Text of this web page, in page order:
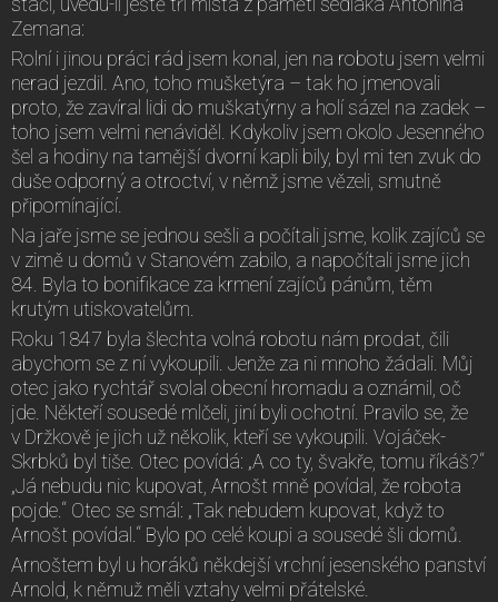
Zemana:
Rolní i jinou práci rád jsem konal, jen na robotu jsem velmi
nerad jezdil. Ano, toho mušketýra – tak ho jmenovali
proto, že zavíral lidi do muškatýrny a holí sázel na zadek –
toho jsem velmi nenáviděl. Kdykoliv jsem okolo Jesenného
šel a hodiny na tamější dvorní kapli bily, byl mi ten zvuk do
duše odporný a otroctví, v němž jsme vězeli, smutně
připomínající.
Na jaře jsme se jednou sešli a počítali jsme, kolik zajíců se
v zimě u domů v Stanovém zabilo, a napočítali jsme jich
84. Byla to bonifikace za krmení zajíců pánům, těm
krutým utiskovatelům.
Roku 1847 byla šlechta volná robotu nám prodat, čili
abychom se z ní vykoupili. Jenže za ni mnoho žádali. Můj
otec jako rychtář svolal obecní hromadu a oznámil, oč
jde. Někteří sousedé mlčeli, jiní byli ochotní. Pravilo se, že
v Držkově je jich už několik, kteří se vykoupili. Vojáček-
Skrbků byl tiše. Otec povídá: „A co ty, švakře, tomu říkáš?“
„Já nebudu nic kupovat, Arnošt mně povídal, že robota
pojde.“ Otec se smál: „Tak nebudem kupovat, když to
Arnošt povídal.“ Bylo po celé koupi a sousedé šli domů.
Arnoštem byl u horáků někdejší vrchní jesenského panství
Arnold, k němuž měli vztahy velmi přátelské.